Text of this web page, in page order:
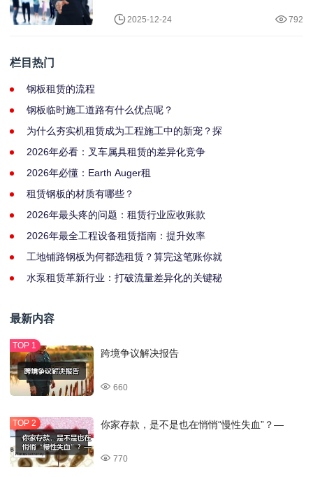
2025-12-24 792
栏目热门
钢板租赁的流程
钢板临时施工道路有什么优点呢？
为什么夯实机租赁成为工程施工中的新宠？探
2026年必看：叉车属具租赁的差异化竞争
2026年必懂：Earth Auger租
租赁钢板的材质有哪些？
2026年最头疼的问题：租赁行业应收账款
2026年最全工程设备租赁指南：提升效率
工地铺路钢板为何都选租赁？算完这笔账你就
水泵租赁革新行业：打破流量差异化的关键秘
最新内容
跨境争议解决报告
660
你家存款，是不是也在悄悄“慢性失血”？—
770